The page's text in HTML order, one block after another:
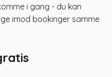
i gang - du kan
imod bookinger samme